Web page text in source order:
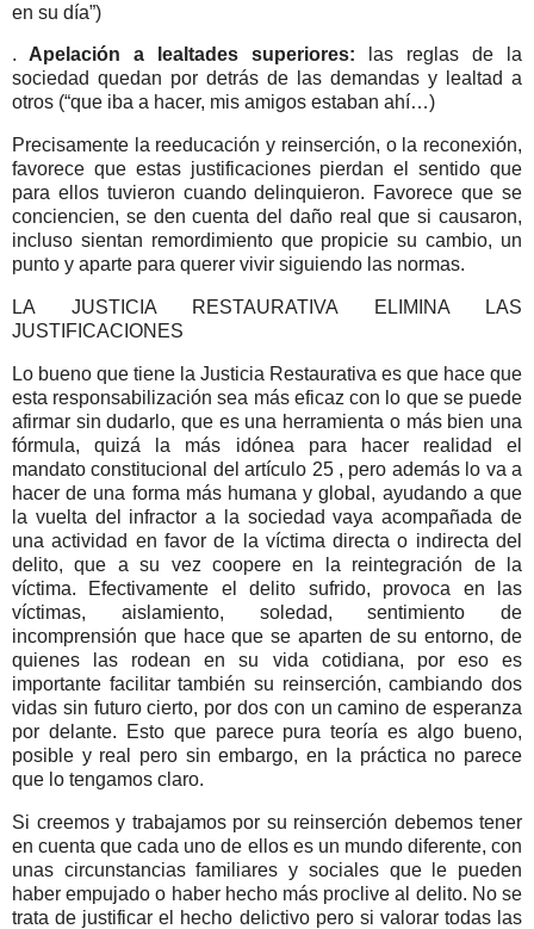
en su día”)
. Apelación a lealtades superiores:
las reglas de la
sociedad quedan por detrás de las demandas y lealtad a
otros (“que iba a hacer, mis amigos estaban ahí…)
Precisamente la reeducación y reinserción, o la reconexión,
favorece que estas justificaciones pierdan el sentido que
para ellos tuvieron cuando delinquieron. Favorece que se
conciencien, se den cuenta del daño real que si causaron,
incluso sientan remordimiento que propicie su cambio, un
punto y aparte para querer vivir siguiendo las normas.
LA JUSTICIA RESTAURATIVA ELIMINA LAS
JUSTIFICACIONES
Lo bueno que tiene la Justicia Restaurativa es que hace que
esta responsabilización sea más eficaz con lo que se puede
afirmar sin dudarlo, que es una herramienta o más bien una
fórmula, quizá la más idónea para hacer realidad el
mandato constitucional del artículo 25 , pero además lo va a
hacer de una forma más humana y global, ayudando a que
la vuelta del infractor a la sociedad vaya acompañada de
una actividad en favor de la víctima directa o indirecta del
delito, que a su vez coopere en la reintegración de la
víctima. Efectivamente el delito sufrido, provoca en las
víctimas, aislamiento, soledad, sentimiento de
incomprensión que hace que se aparten de su entorno, de
quienes las rodean en su vida cotidiana, por eso es
importante facilitar también su reinserción, cambiando dos
vidas sin futuro cierto, por dos con un camino de esperanza
por delante. Esto que parece pura teoría es algo bueno,
posible y real pero sin embargo, en la práctica no parece
que lo tengamos claro.
Si creemos y trabajamos por su reinserción debemos tener
en cuenta que cada uno de ellos es un mundo diferente, con
unas circunstancias familiares y sociales que le pueden
haber empujado o haber hecho más proclive al delito. No se
trata de justificar el hecho delictivo pero si valorar todas las